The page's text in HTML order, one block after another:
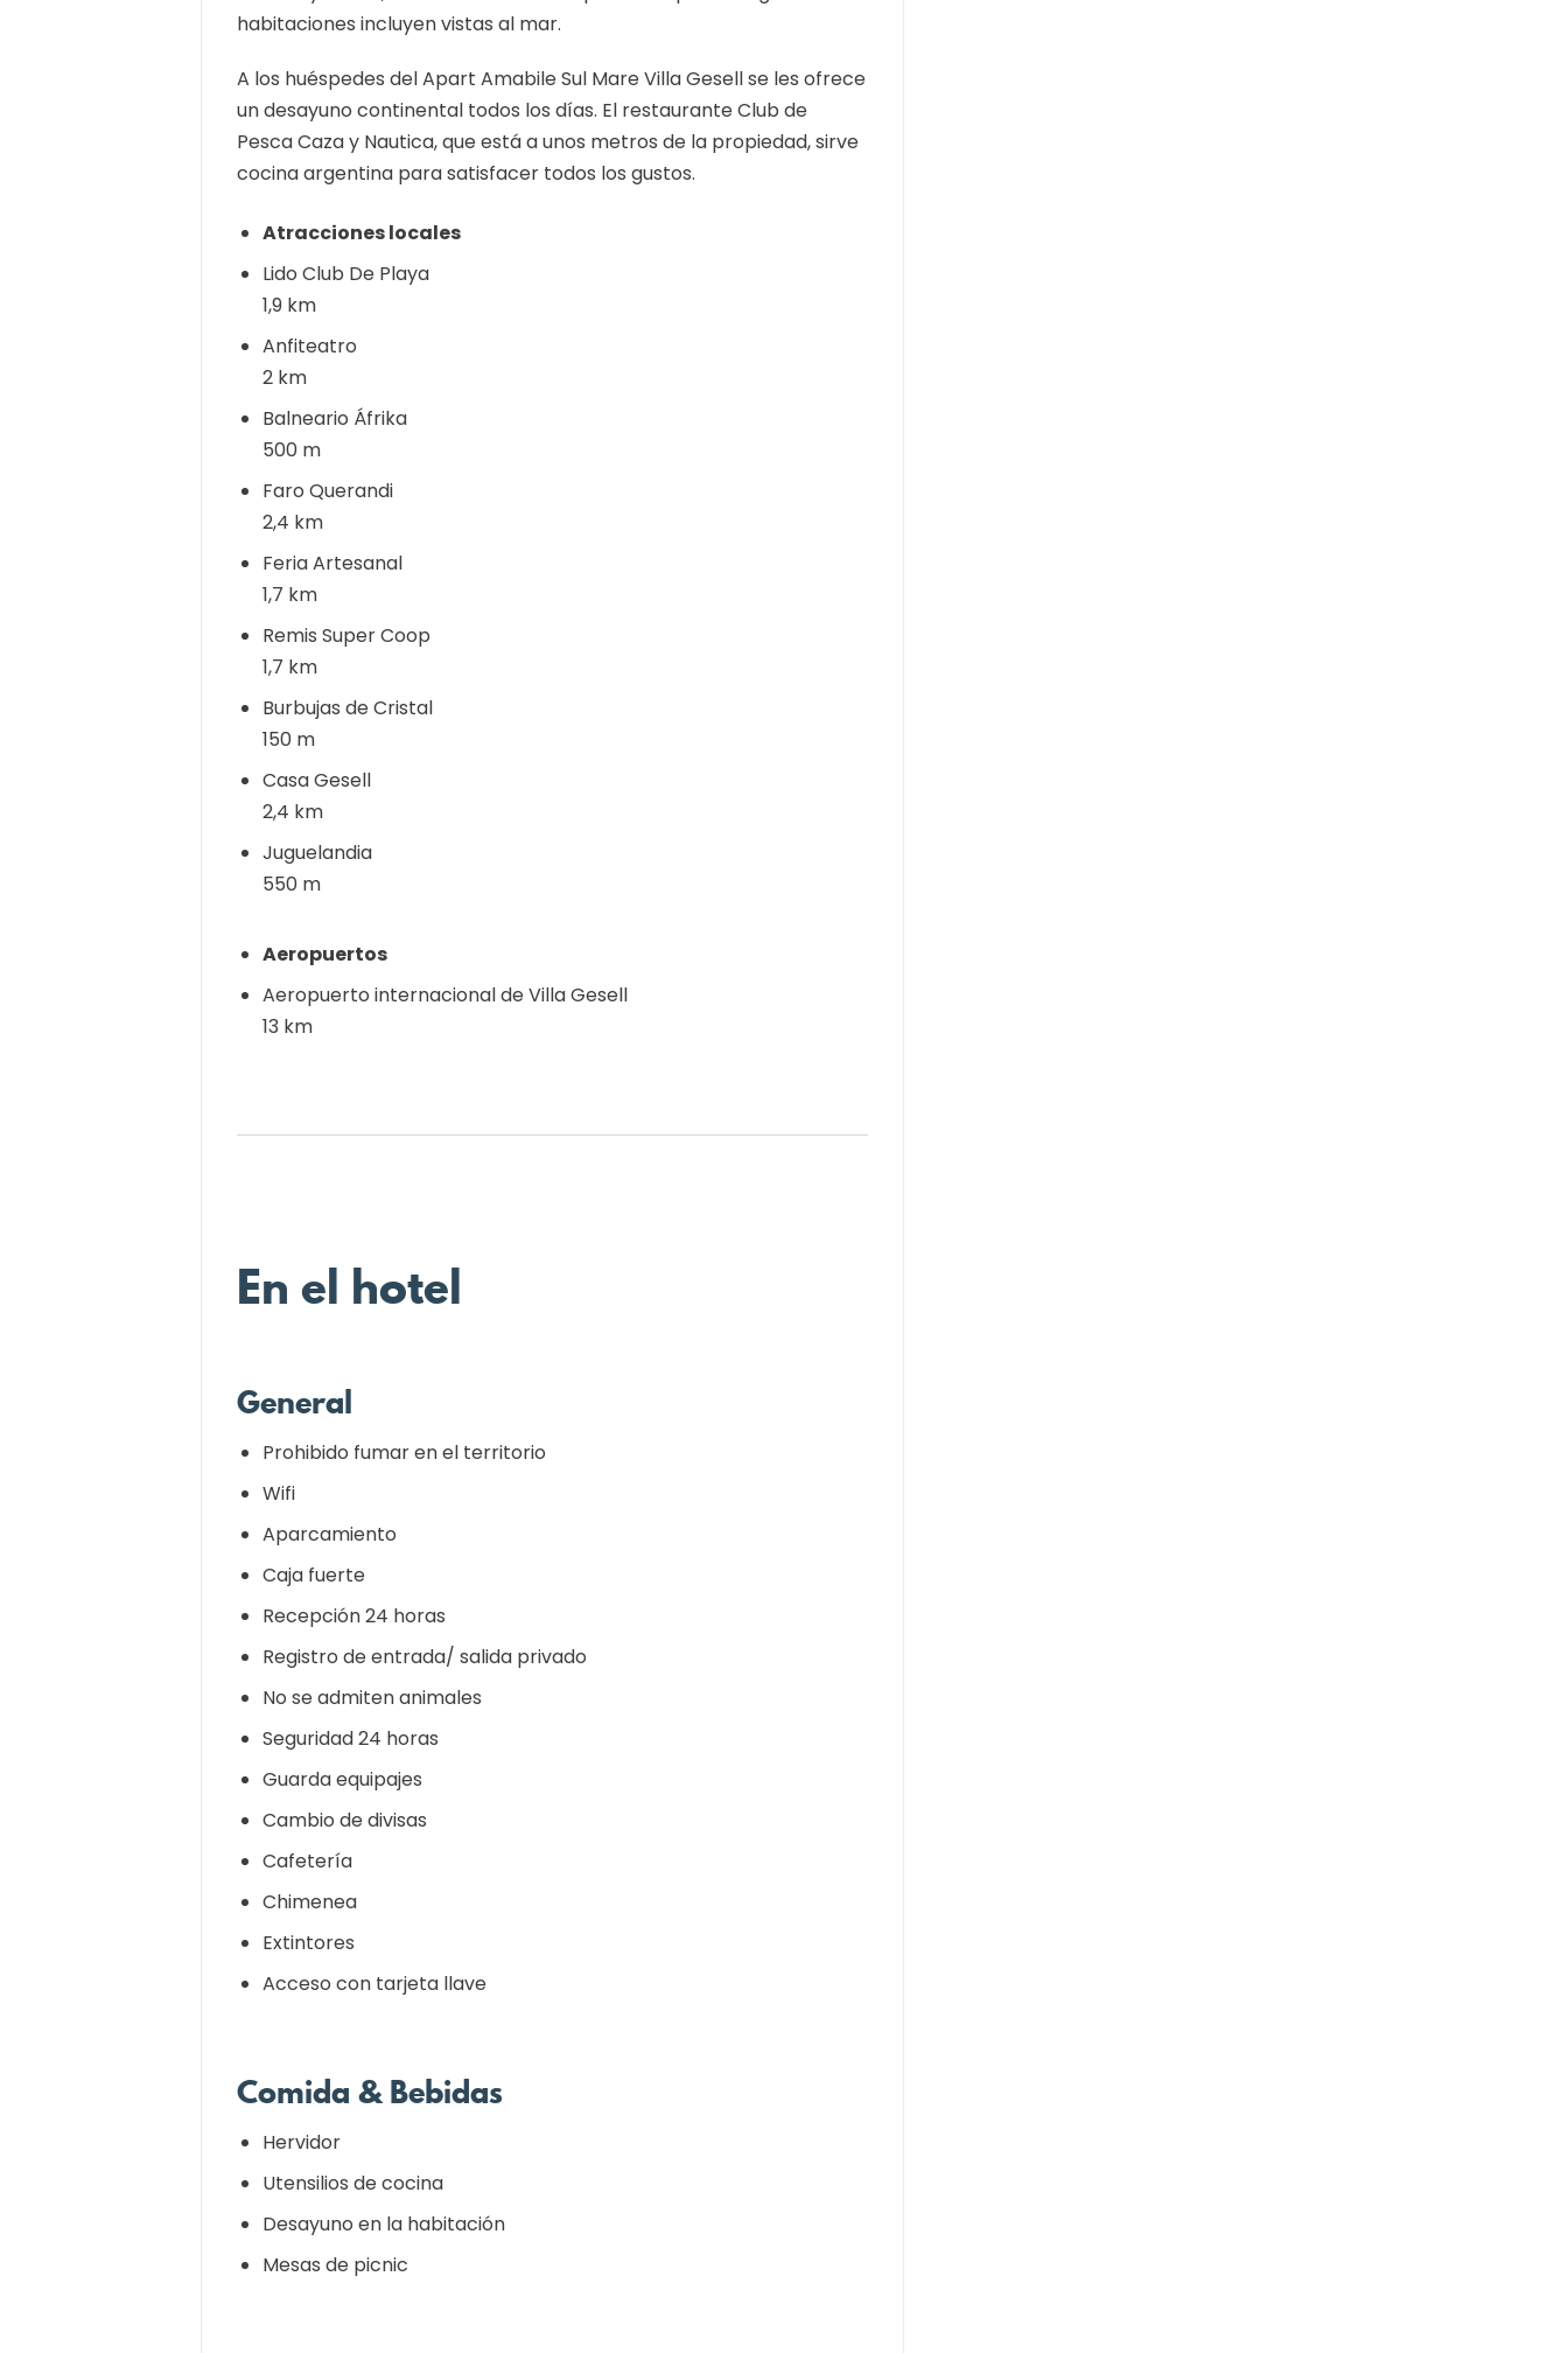
habitaciones incluyen vistas al mar.
A los huéspedes del Apart Amabile Sul Mare Villa Gesell se les ofrece
un desayuno continental todos los días. El restaurante Club de
Pesca Caza y Nautica, que está a unos metros de la propiedad, sirve
cocina argentina para satisfacer todos los gustos.
Atracciones locales
Lido Club De Playa
1,9 km
Anfiteatro
2 km
Balneario Áfrika
500 m
Faro Querandi
2,4 km
Feria Artesanal
1,7 km
Remis Super Coop
1,7 km
Burbujas de Cristal
150 m
Casa Gesell
2,4 km
Juguelandia
550 m
Aeropuertos
Aeropuerto internacional de Villa Gesell
13 km
En el hotel
General
Prohibido fumar en el territorio
Wifi
Aparcamiento
Caja fuerte
Recepción 24 horas
Registro de entrada/ salida privado
No se admiten animales
Seguridad 24 horas
Guarda equipajes
Cambio de divisas
Cafetería
Chimenea
Extintores
Acceso con tarjeta llave
Comida & Bebidas
Hervidor
Utensilios de cocina
Desayuno en la habitación
Mesas de picnic